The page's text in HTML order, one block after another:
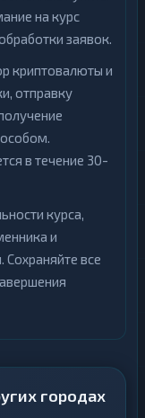
на курс
заявок.
криптовалюты и
отправку
в течение 30-
курса,
и
все
городах